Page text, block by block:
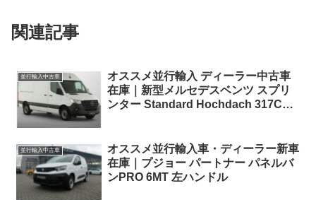
関連記事
並行輸入中古車
オススメ並行輸入 ディーラー中古車
在庫｜新型メルセデスベンツ スプリ
ンター Standard Hochdach 317CDI
並行輸入中古車
オススメ並行輸入車・ディーラー新車
在庫｜プジョー パートナー パネルバ
ンPRO 6MT 左ハンドル